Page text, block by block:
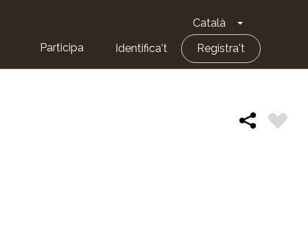
Català Toggle
Participa Identifica't Registra't